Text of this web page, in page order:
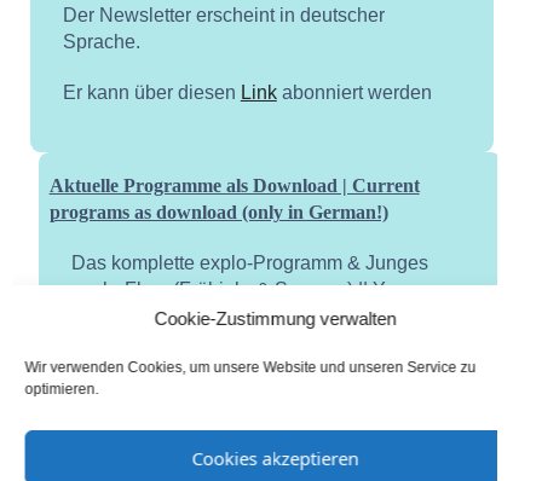
Cookie-Zustimmung verwalten
Wir verwenden Cookies, um unsere Website und unseren Service zu
optimieren.
Cookies akzeptieren
Der Newsletter erscheint in deutscher
Sprache.
Er kann über diesen Linkabonniert werden
Aktuelle Programme als Download | Current
programs as download (only in German!)
Das komplette explo-Programm & Junges
explo-Flyer (Frühjahr & Sommer) || Young
explo flyer (spring and summer)